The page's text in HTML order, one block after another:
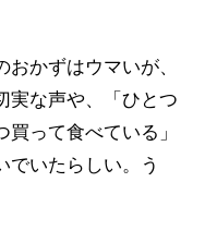
かずはウマいが、
実な声や、「ひとつ
って食べている」
でいたらしい。う